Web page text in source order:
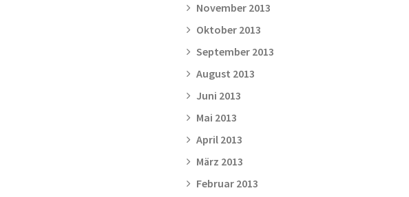
November 2013
Oktober 2013
September 2013
August 2013
Juni 2013
Mai 2013
April 2013
März 2013
Februar 2013